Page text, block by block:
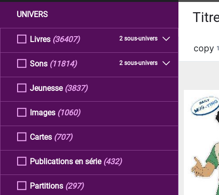
UNIVERS
Livres 2 sous-univers
(36407)
Sons 2 sous-univers
(11814)
Jeunesse (3837)
Images (1060)
Cartes (707)
Publications en série (432)
Partitions (297)
copy